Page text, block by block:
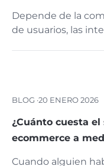
Depende de la
de usuarios, las
BLOG ·20 ENERO 2026
¿Cuánto cuesta
ecommerce a
Cuando alguien